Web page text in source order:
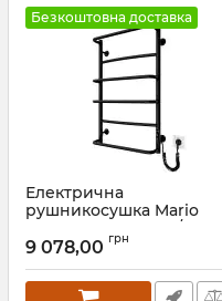
Безкоштовна доставка
Електрична
рушникосушка Mario
Люкс НР-І 800х530/150 TR
К чорний мат
Артикул:2.3.0315.10.P-BM
9 078,00 грн